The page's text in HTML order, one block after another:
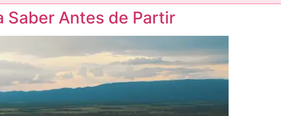
Saber Antes de Partir